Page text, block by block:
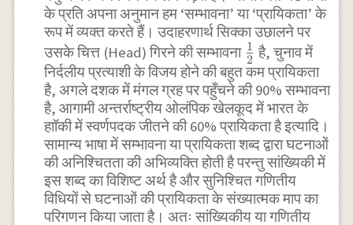
के प्रति अपना अनुमान हम ‘सम्भावना’ या ‘प्रायिकता’ के
रूप में व्यक्त करते हैं। उदाहरणार्थ सिक्का उछालने पर
उसके चित्त (Head) गिरने की सम्भावना \frac{1}
{2}
2
1 है, चुनाव में
निर्दलीय प्रत्याशी के विजय होने की बहुत कम प्रायिकता
है, अगले दशक में मंगल ग्रह पर पहुँचने की 90% सम्भावना
है, आगामी अन्तर्राष्ट्रीय ओलंपिक खेलकूद में भारत के
हाॉकी में स्वर्णपदक जीतने की 60% प्रायिकता है इत्यादि।
सामान्य भाषा में सम्भावना या प्रायिकता शब्द द्वारा घटनाओं
की अनिश्चितता की अभिव्यक्ति होती है परन्तु सांख्यिकी में
इस शब्द का विशिष्ट अर्थ है और सुनिश्चित गणितीय
विधियों से घटनाओं की प्रायिकता के संख्यात्मक माप का
परिगणन किया जाता है। अतः सांख्यिकीय या गणितीय